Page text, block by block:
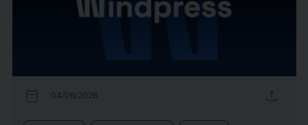
calendar_today 04/06/2026 upload